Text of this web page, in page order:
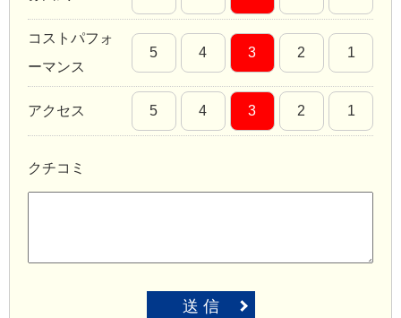
コストパフォ
ーマンス
5 4 3 2 1
アクセス 5 4 3 2 1
クチコミ
送 信